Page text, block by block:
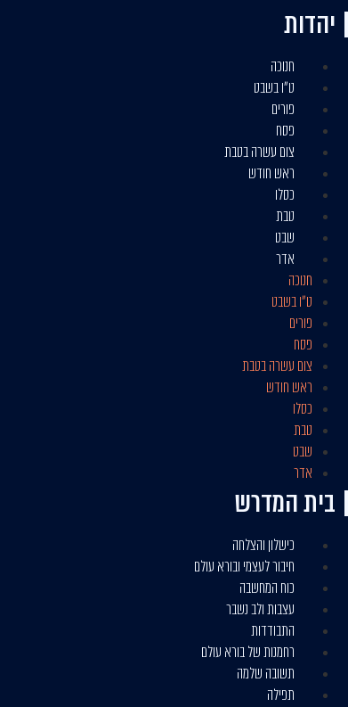
יהדות
חנוכה
ט״ו בשבט
פורים
פסח
צום עשרה בטבת
ראש חודש
כסלו
טבת
שבט
אדר
חנוכה
ט״ו בשבט
פורים
פסח
צום עשרה בטבת
ראש חודש
כסלו
טבת
שבט
אדר
בית המדרש​
כישלון והצלחה
חיבור לעצמי ובורא עולם
כוח המחשבה
עצבות ולב נשבר
התבודדות
רחמנות של בורא עולם
תשובה שלמה
תפילה